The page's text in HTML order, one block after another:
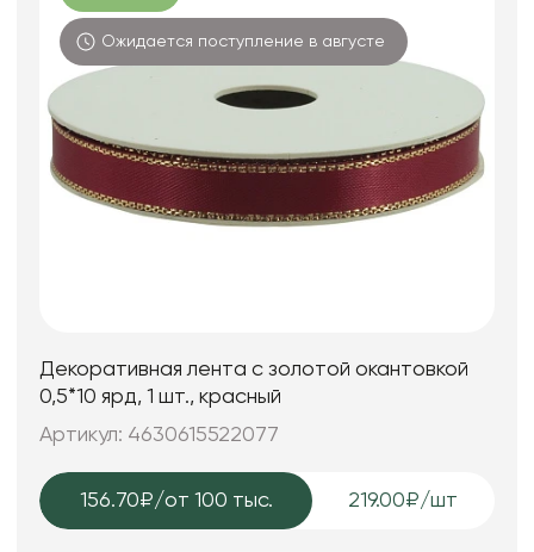
Ожидается поступление в августе
Декоративная лента с золотой окантовкой
0,5*10 ярд, 1 шт., красный
Артикул: 4630615522077
156.70₽/от 100 тыс. 219.00₽/шт